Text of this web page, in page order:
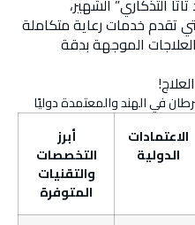
التذكاري” الشهير،
تقدم خدمات رعاية متكاملة
الموجهة بدقة
في الهند والمعتمدة دوليًا
الاعتمادات
الدولية
أبرز
التخصصات
والتقنيات
المتوفرة